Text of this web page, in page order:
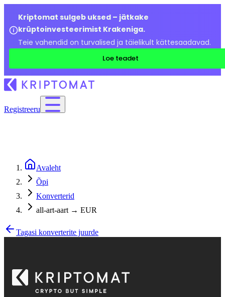
Kriptomat sulgeb uksed – jätkake
krüptoinvesteerimist Krakeniga.
Teie vahendid on turvalised ja täielikult kättesaadavad.
Loe teadet
Registreeru
Avaleht
Õpi
Konverterid
all-art-aart → EUR
Tagasi konverterite juurde